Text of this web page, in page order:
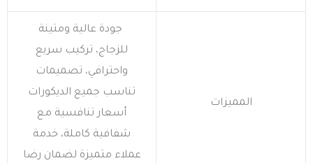
المميزات
جودة عالية ومتينة
للزجاج، تركيب سريع
واحترافي، تصميمات
تناسب جميع الديكورات
أسعار تنافسية مع
شفافية كاملة، خدمة
عملاء متميزة لضمان رضا